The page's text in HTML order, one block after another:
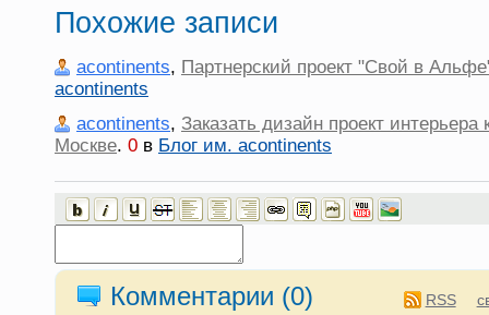
Похожие записи
acontinents, Партнерский проект "Свой в
acontinents
acontinents, Заказать дизайн проект интерьера
Москве. 0 в Блог им. acontinents
Комментарии (0) RSS